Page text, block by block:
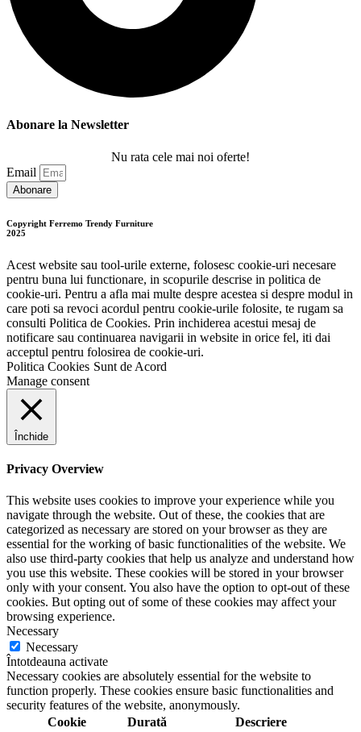
Abonare la Newsletter
Nu rata cele mai noi oferte!
Email
Abonare
Copyright Ferremo Trendy Furniture
2025
Acest website sau tool-urile externe, folosesc cookie-uri necesare
pentru buna lui functionare, in scopurile descrise in politica de
cookie-uri. Pentru a afla mai multe despre acestea si despre modul in
care poti sa revoci acordul pentru cookie-urile folosite, te rugam sa
consulti Politica de Cookies. Prin inchiderea acestui mesaj de
notificare sau continuarea navigarii in website in orice fel, iti dai
acceptul pentru folosirea de cookie-uri.
Politica Cookies Sunt de Acord
Manage consent
Închide
Privacy Overview
This website uses cookies to improve your experience while you
navigate through the website. Out of these, the cookies that are
categorized as necessary are stored on your browser as they are
essential for the working of basic functionalities of the website. We
also use third-party cookies that help us analyze and understand how
you use this website. These cookies will be stored in your browser
only with your consent. You also have the option to opt-out of these
cookies. But opting out of some of these cookies may affect your
browsing experience.
Necessary
Necessary
Întotdeauna activate
Necessary cookies are absolutely essential for the website to
function properly. These cookies ensure basic functionalities and
security features of the website, anonymously.
Cookie
Durată Descriere